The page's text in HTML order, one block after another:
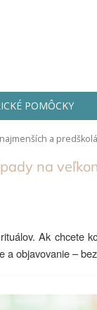
POMÔCKY
a
na
Ak chcete
objavovanie –